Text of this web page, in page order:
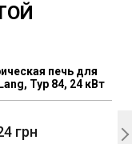
печь для
Typ 84, 24 кВт
грн